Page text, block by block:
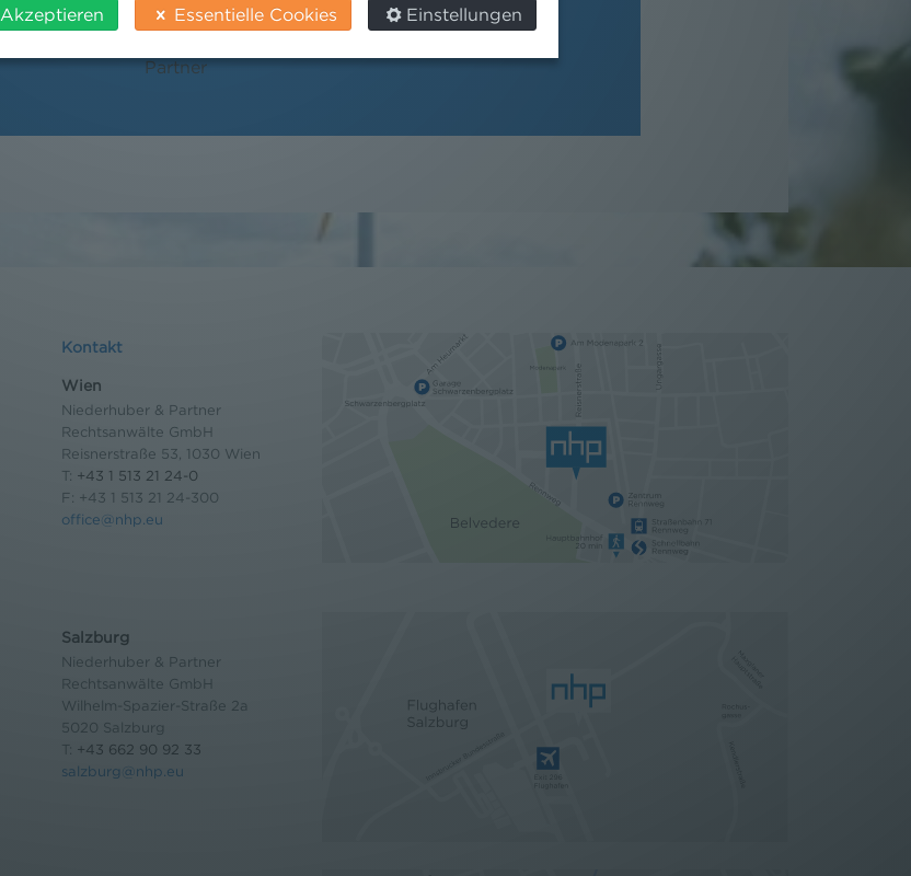
Mag. Paul Reichel
Partner
Kontakt
Wien
Niederhuber & Partner
Rechtsanwälte GmbH
Reisnerstraße 53, 1030 Wien
T: +43 1 513 21 24-0
F: +43 1 513 21 24-300
office@nhp.eu
Salzburg
Niederhuber & Partner
Rechtsanwälte GmbH
Wilhelm-Spazier-Straße 2a
5020 Salzburg
T: +43 662 90 92 33
salzburg@nhp.eu
Akzeptieren Essentielle Cookies Einstellungen